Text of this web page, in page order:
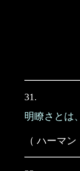
31.
明瞭さとは
（ ハーマン